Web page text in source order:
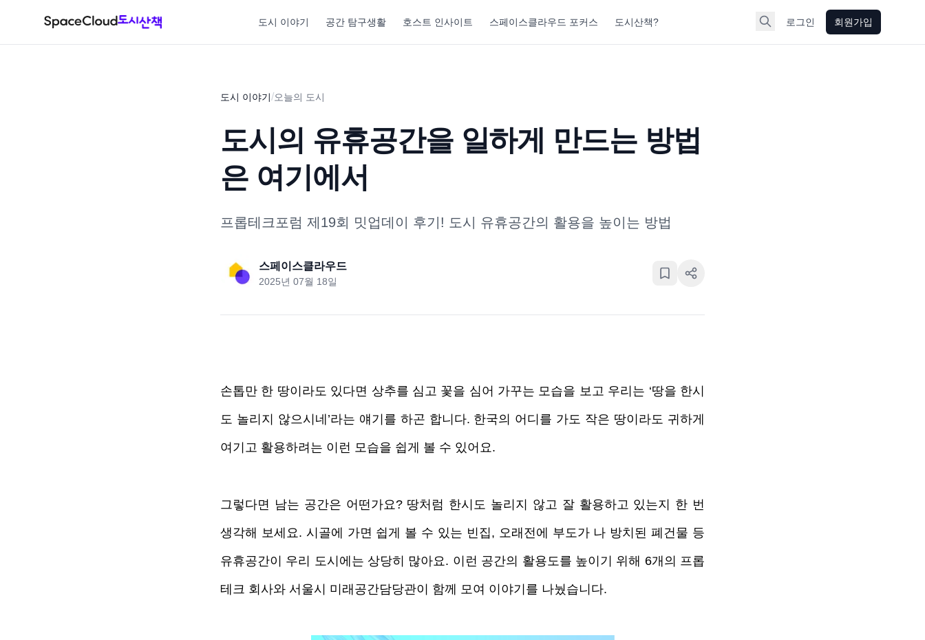
도시 이야기 공간 탐구생활 호스트 인사이트 스페이스클라우드 포커스 도시산책? 로그인 회원가입
도시 이야기/오늘의 도시
도시의 유휴공간을 일하게 만드는 방법
은 여기에서
프롭테크포럼 제19회 밋업데이 후기! 도시 유휴공간의 활용을 높이는 방법
스페이스클라우드
2025년 07월 18일
손톱만 한 땅이라도 있다면 상추를 심고 꽃을 심어 가꾸는 모습을 보고 우리는 ‘땅을 한시
도 놀리지 않으시네’라는 얘기를 하곤 합니다. 한국의 어디를 가도 작은 땅이라도 귀하게
여기고 활용하려는 이런 모습을 쉽게 볼 수 있어요.
그렇다면 남는 공간은 어떤가요? 땅처럼 한시도 놀리지 않고 잘 활용하고 있는지 한 번
생각해 보세요. 시골에 가면 쉽게 볼 수 있는 빈집, 오래전에 부도가 나 방치된 폐건물 등
유휴공간이 우리 도시에는 상당히 많아요. 이런 공간의 활용도를 높이기 위해 6개의 프롭
테크 회사와 서울시 미래공간담당관이 함께 모여 이야기를 나눴습니다.